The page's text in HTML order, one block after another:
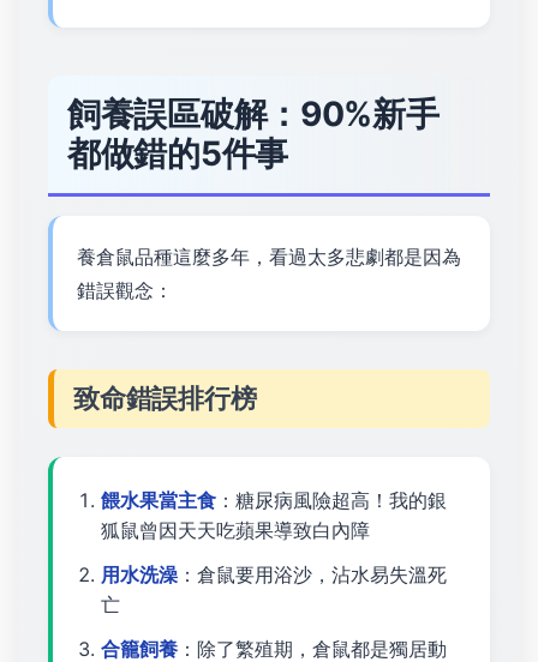
飼養誤區破解：90%新手
都做錯的5件事
養倉鼠品種這麼多年，看過太多悲劇都是因為
錯誤觀念：
致命錯誤排行榜
餵水果當主食 ：糖尿病風險超高！我的銀
狐鼠曾因天天吃蘋果導致白內障
用水洗澡 ：倉鼠要用浴沙，沾水易失溫死
亡
合籠飼養 ：除了繁殖期，倉鼠都是獨居動